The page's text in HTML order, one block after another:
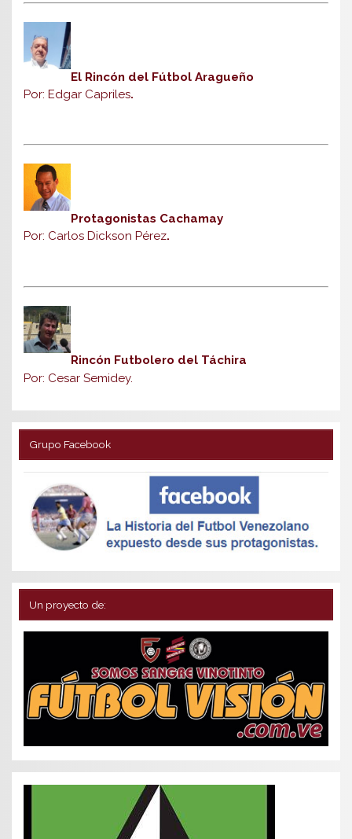
El Rincón del Fútbol Aragueño
Por: Edgar Capriles.
Protagonistas Cachamay
Por: Carlos Dickson Pérez.
Rincón Futbolero del Táchira
Por: Cesar Semidey.
Grupo Facebook
Un proyecto de: